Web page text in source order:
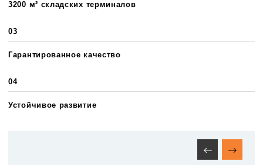
3200 м² складских терминалов
03
Гарантированное качество
04
Устойчивое развитие